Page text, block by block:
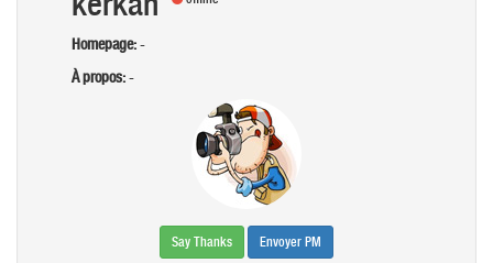
Homepage:-
À propos:-
Say Thanks Envoyer PM